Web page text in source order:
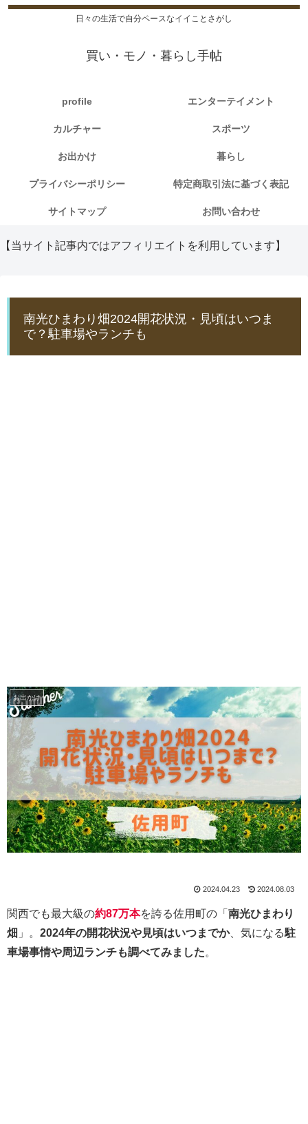
日々の生活で自分ペースなイイことさがし
買い・モノ・暮らし手帖
profile エンターテイメント
カルチャー スポーツ
お出かけ 暮らし
プライバシーポリシー 特定商取引法に基づく表記
サイトマップ お問い合わせ
【当サイト記事内ではアフィリエイトを利用しています】
南光ひまわり畑2024開花状況・見頃はいつま
で？駐車場やランチも
お出かけ
2024.04.23 2024.08.03
関西でも最大級の約87万本を誇る佐用町の「 南光ひまわり
畑 」。 2024年の開花状況や見頃はいつまでか、気になる駐
車場事情や周辺ランチも調べてみました。